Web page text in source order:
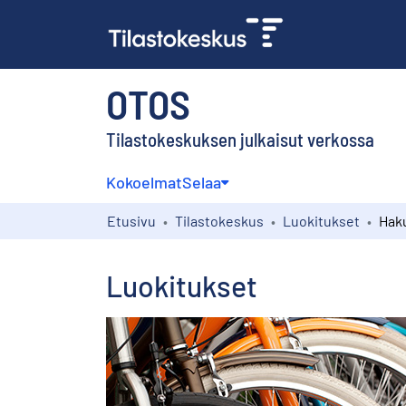
OTOS
Tilastokeskuksen julkaisut verkossa
KokoelmatSelaa
Etusivu Tilastokeskus Luokitukset
Luokitukset